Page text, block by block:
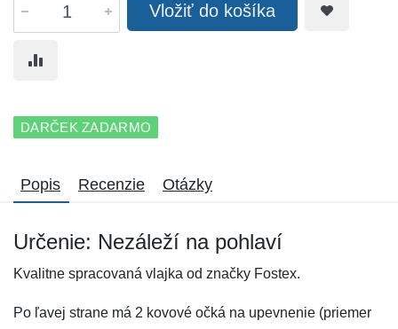
Vložiť do košíka
DARČEK ZADARMO
Popis Recenzie Otázky
Určenie: Nezáleží na pohlaví
Kvalitne spracovaná vlajka od značky Fostex.
Po ľavej strane má 2 kovové očká na upevnenie (priemer